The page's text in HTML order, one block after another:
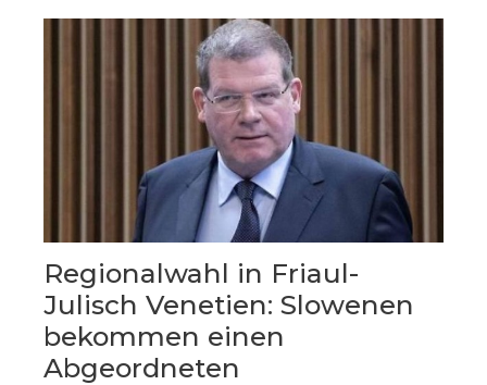
Regionalwahl in Friaul-
Julisch Venetien: Slowenen
bekommen einen
Abgeordneten